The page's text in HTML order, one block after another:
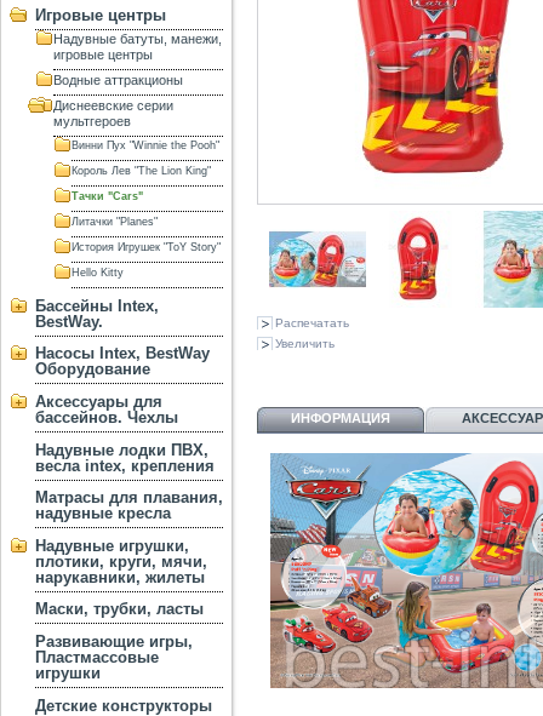
Игровые центры
Надувные батуты, манежи,
игровые центры
Водные аттракционы
Диснеевские серии
мультгероев
Винни Пух "Winnie the Pooh"
Король Лев "The Lion King"
Тачки "Cars"
Литачки "Planes"
История Игрушек "ToY Story"
Hello Kitty
Бассейны Intex,
BestWay.
Насосы Intex, BestWay
Оборудование
Аксессуары для
бассейнов. Чехлы
Надувные лодки ПВХ,
весла intex, крепления
Матрасы для плавания,
надувные кресла
Надувные игрушки,
плотики, круги, мячи,
нарукавники, жилеты
Маски, трубки, ласты
Развивающие игры,
Пластмассовые
игрушки
Детские конструкторы
Распечатать
Увеличить
ИНФОРМАЦИЯ